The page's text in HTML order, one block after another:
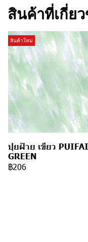
สินค้าที่เกี่ย
สินค้าใหม่
ปุยฝ้าย เขียว PUIFAI
GREEN
฿206